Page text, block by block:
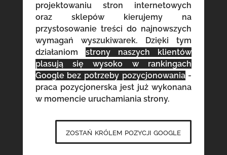
projektowaniu stron internetowych
oraz sklepów kierujemy na
przystosowanie treści do najnowszych
wymagań wyszukiwarek. Dzięki tym
działaniom strony naszych klientów
plasują się wysoko w rankingach
Google bez potrzeby pozycjonowania-
praca pozycjonerska jest już wykonana
w momencie uruchamiania strony.
zostań królem pozycji google